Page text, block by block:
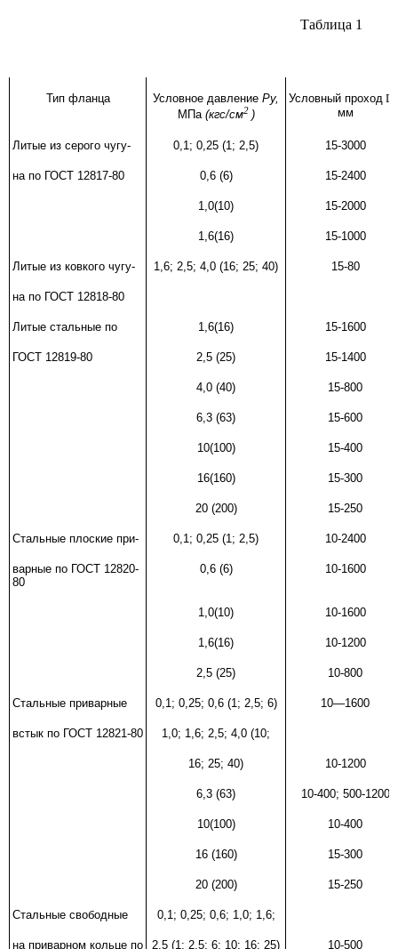
Таблица 1
Тип фланца Условное давление Рy,
МПа (кгс/см2 )
Условный проход
мм
Литые из серого чугу- 0,1; 0,25 (1; 2,5) 15-3000
на по ГОСТ 12817-80 0,6 (6) 15-2400
1,0(10) 15-2000
1,6(16) 15-1000
Литые из ковкого чугу- 1,6; 2,5; 4,0 (16; 25; 40) 15-80
на по ГОСТ 12818-80
Литые стальные по 1,6(16) 15-1600
ГОСТ 12819-80 2,5 (25) 15-1400
4,0 (40) 15-800
6,3 (63) 15-600
10(100) 15-400
16(160) 15-300
20 (200) 15-250
Стальные плоские при- 0,1; 0,25 (1; 2,5) 10-2400
варные по ГОСТ 12820-
80
0,6 (6) 10-1600
1,0(10) 10-1600
1,6(16) 10-1200
2,5 (25) 10-800
Стальные приварные 0,1; 0,25; 0,6 (1; 2,5; 6) 10—1600
встык по ГОСТ 12821-80 1,0; 1,6; 2,5; 4,0 (10;
16; 25; 40) 10-1200
6,3 (63) 10-400; 500-1200
10(100) 10-400
16 (160) 15-300
20 (200) 15-250
Стальные свободные 0,1; 0,25; 0,6; 1,0; 1,6;
на приварном кольце по 2,5 (1; 2,5; 6; 10; 16; 25) 10-500